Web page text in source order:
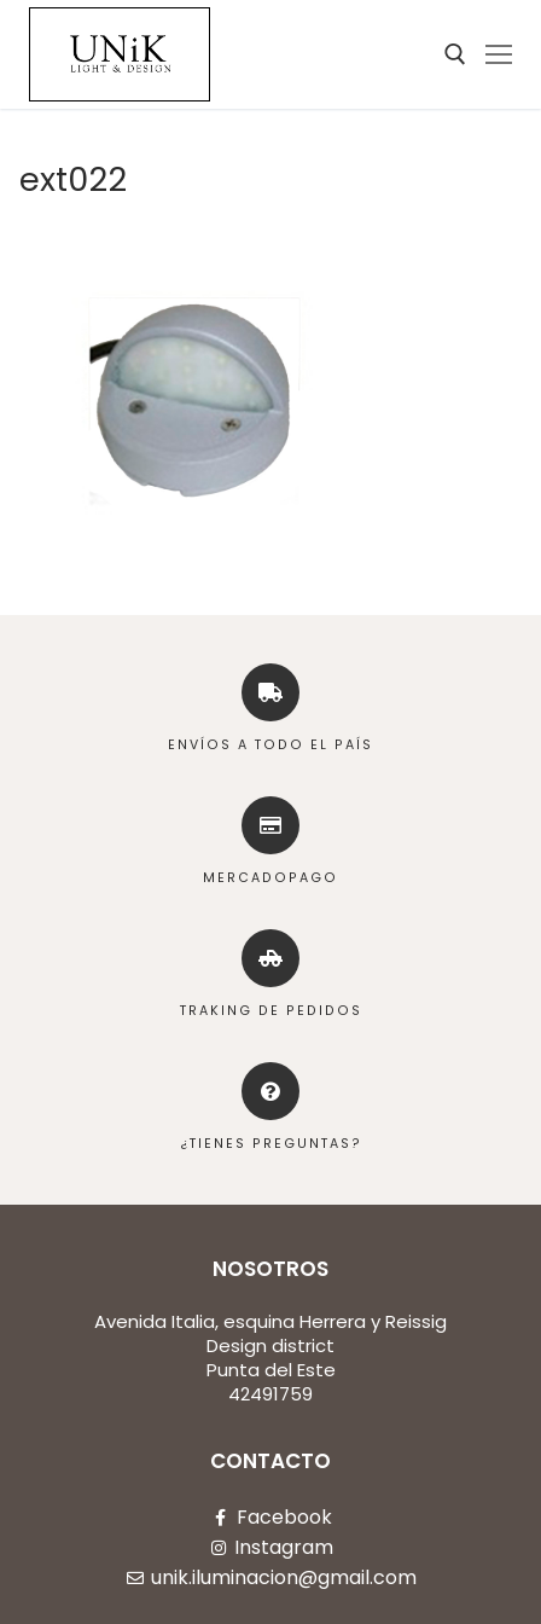
ext022
ENVÍOS A TODO EL PAÍS
MERCADOPAGO
TRAKING DE PEDIDOS
¿TIENES PREGUNTAS?
NOSOTROS
Avenida Italia, esquina Herrera y Reissig
Design district
Punta del Este
42491759
CONTACTO
Facebook
Instagram
unik.iluminacion@gmail.com